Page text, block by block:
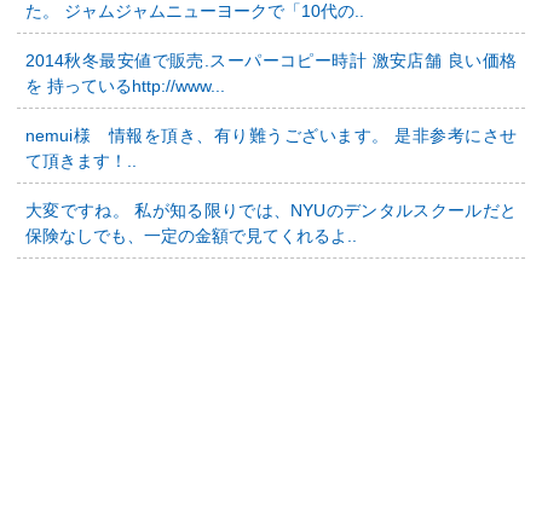
た。 ジャムジャムニューヨークで「10代の..
2014秋冬最安値で販売.スーパーコピー時計 激安店舗 良い価格
を 持っているhttp://www...
nemui様 情報を頂き、有り難うございます。 是非参考にさせ
て頂きます！..
大変ですね。 私が知る限りでは、NYUのデンタルスクールだと
保険なしでも、一定の金額で見てくれるよ..